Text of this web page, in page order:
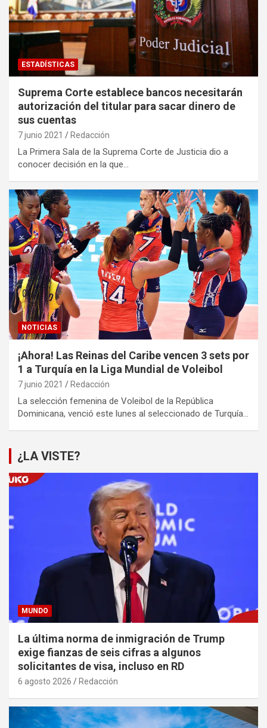
ESTADÍSTICAS
Suprema Corte establece bancos necesitarán
autorización del titular para sacar dinero de
sus cuentas
7 junio 2021 Redacción
La Primera Sala de la Suprema Corte de Justicia dio a
conocer decisión en la que…
NOTICIAS
¡Ahora! Las Reinas del Caribe vencen 3 sets por
1 a Turquía en la Liga Mundial de Voleibol
7 junio 2021 Redacción
La selección femenina de Voleibol de la República
Dominicana, venció este lunes al seleccionado de Turquía…
¿LA VISTE?
MUNDO
La última norma de inmigración de Trump
exige fianzas de seis cifras a algunos
solicitantes de visa, incluso en RD
6 agosto 2026 Redacción